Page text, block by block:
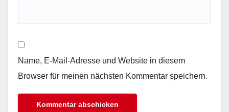
Name, E-Mail-Adresse und Website in diesem
Browser für meinen nächsten Kommentar speichern.